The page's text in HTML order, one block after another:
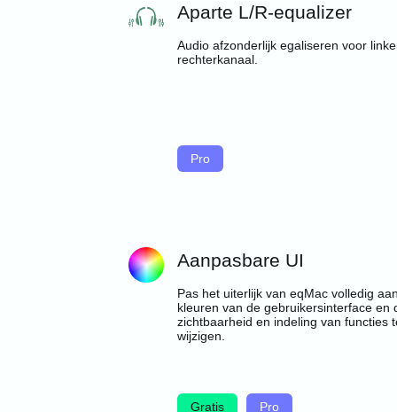
Aparte L/R-equalizer
Audio afzonderlijk egaliseren voor
rechterkanaal.
Pro
Aanpasbare UI
Pas het uiterlijk van eqMac volledig
kleuren van de gebruikersinterface en
zichtbaarheid en indeling van functies
wijzigen.
Gratis Pro